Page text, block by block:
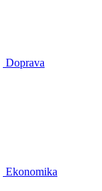
Doprava
Ekonomika